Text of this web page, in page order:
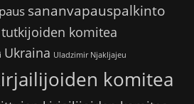
sananvapauspalkinto
komitea
Ukraina Uladzimir Njakljajeu
komitea